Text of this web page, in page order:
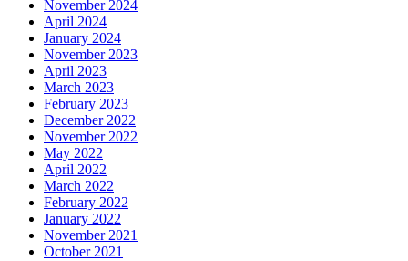
November 2024
April 2024
January 2024
November 2023
April 2023
March 2023
February 2023
December 2022
November 2022
May 2022
April 2022
March 2022
February 2022
January 2022
November 2021
October 2021